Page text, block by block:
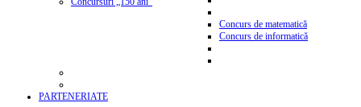
Concurs de matematică
Concurs de informatică
PARTENERIATE